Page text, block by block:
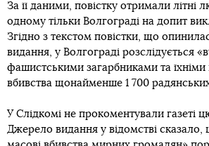
За її даними, повістку отримали літні
одному тільки Волгограді на допит
Згідно з текстом повістки, що
видання, у Волгограді розслідується
фашистськими загарбниками та їхніми
вбивства щонайменше 1 700
У Слідкомі не прокоментували газеті
Джерело видання у відомстві